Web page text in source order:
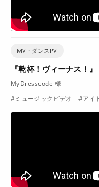
MV・ダンスPV
『乾杯！ヴィーナス！
MyDresscode 様
#ミュージックビデオ #アイ